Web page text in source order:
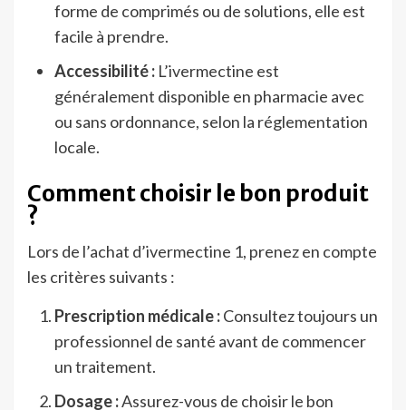
forme de comprimés ou de solutions, elle est
facile à prendre.
Accessibilité : L’ivermectine est
généralement disponible en pharmacie avec
ou sans ordonnance, selon la réglementation
locale.
Comment choisir le bon produit
?
Lors de l’achat d’ivermectine 1, prenez en compte
les critères suivants :
Prescription médicale :Consultez toujours un
professionnel de santé avant de commencer
un traitement.
Dosage :Assurez-vous de choisir le bon